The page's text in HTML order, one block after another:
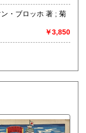
￥3,850